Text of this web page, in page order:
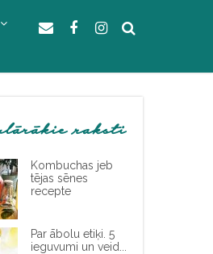
raksti
Kombuchas jeb
tējas sēnes
recepte
Par ābolu etiķi. 5
ieguvumi un veid...